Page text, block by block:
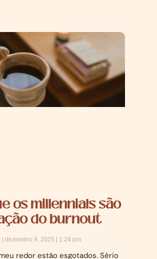
os millennials são
do burnout
dezembro 9, 2025 1:24 pm
redor estão esgotados. Sério